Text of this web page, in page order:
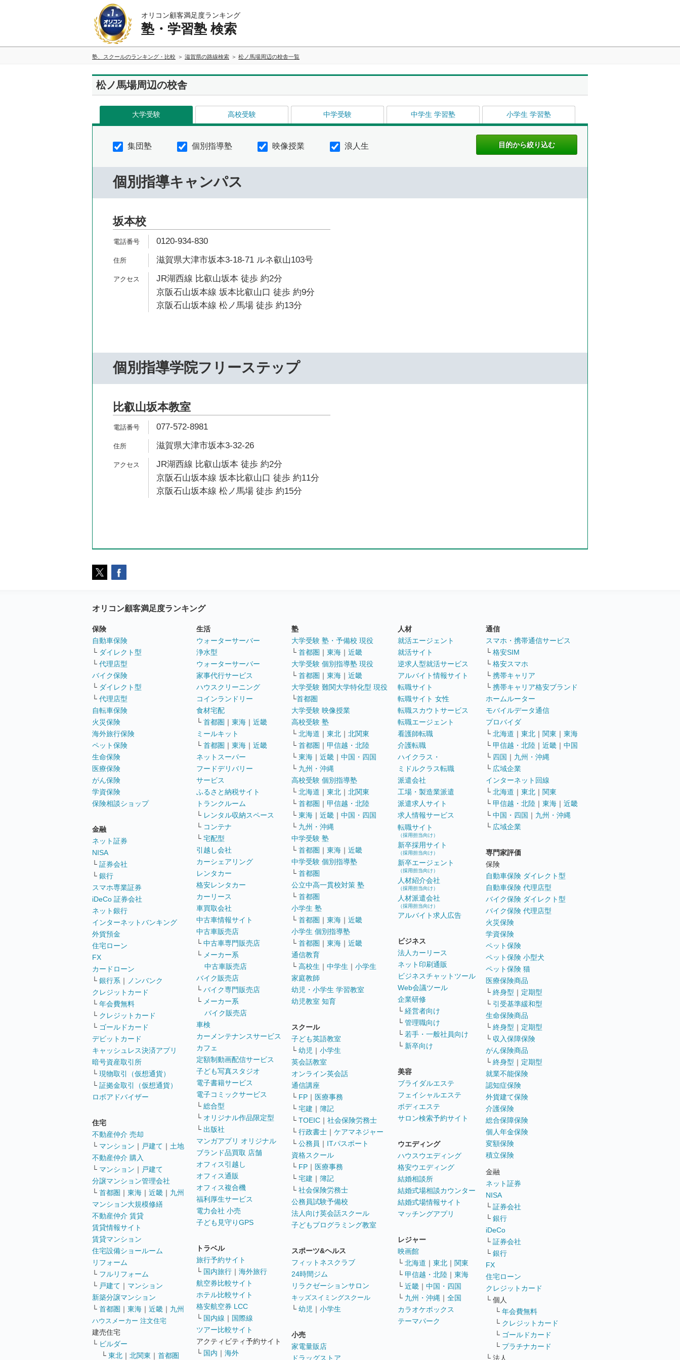
オリコン顧客満足度ランキング
塾・学習塾 検索
塾、スクールのランキング・比較 滋賀県の路線検索 松ノ馬場周辺の校舎一覧
松ノ馬場周辺の校舎
大学受験 高校受験 中学受験 中学生 学習塾 小学生 学習塾
集団塾 個別指導塾 映像授業 浪人生
個別指導キャンパス
坂本校
0120-934-830
滋賀県大津市坂本3-18-71 ルネ叡山103号
JR湖西線 比叡山坂本 徒歩 約2分
京阪石山坂本線 坂本比叡山口 徒歩 約9分
京阪石山坂本線 松ノ馬場 徒歩 約13分
個別指導学院フリーステップ
比叡山坂本教室
077-572-8981
滋賀県大津市坂本3-32-26
JR湖西線 比叡山坂本 徒歩 約2分
京阪石山坂本線 坂本比叡山口 徒歩 約11分
京阪石山坂本線 松ノ馬場 徒歩 約15分
オリコン顧客満足度ランキング
保険
自動車保険
└ ダイレクト型
└ 代理店型
バイク保険
└ ダイレクト型
└ 代理店型
自転車保険
火災保険
海外旅行保険
ペット保険
生命保険
医療保険
がん保険
学資保険
保険相談ショップ
金融
ネット証券
NISA
└ 証券会社
└ 銀行
スマホ専業証券
iDeCo 証券会社
ネット銀行
インターネットバンキング
外貨預金
住宅ローン
FX
カードローン
└ 銀行系 ｜
ノンバンク
クレジットカード
└ 年会費無料
└ クレジットカード
└ ゴールドカード
デビットカード
キャッシュレス決済アプリ
暗号資産取引所
└ 現物取引（仮想通貨）
└ 証拠金取引（仮想通貨）
ロボアドバイザー
住宅
不動産仲介 売却
└ マンション ｜ 戸建て ｜ 土地
不動産仲介 購入
└ マンション ｜ 戸建て
分譲マンション管理会社
└ 首都圏 ｜ 東海 ｜ 近畿 ｜ 九州
マンション大規模修繕
不動産仲介 賃貸
賃貸情報サイト
賃貸マンション
住宅設備ショールーム
リフォーム
└ フルリフォーム
└ 戸建て ｜ マンション
新築分譲マンション
└ 首都圏 ｜ 東海 ｜ 近畿 ｜ 九州
ハウスメーカー 注文住宅
建売住宅
└ ビルダー
└ 東北 ｜ 北関東 ｜ 首都圏
生活
ウォーターサーバー
浄水型
ウォーターサーバー
家事代行サービス
ハウスクリーニング
コインランドリー
食材宅配
└ 首都圏 ｜ 東海 ｜ 近畿
ミールキット
└ 首都圏 ｜ 東海 ｜ 近畿
ネットスーパー
フードデリバリー
サービス
ふるさと納税サイト
トランクルーム
└ レンタル収納スペース
└ コンテナ
└ 宅配型
引越し会社
カーシェアリング
レンタカー
格安レンタカー
カーリース
車買取会社
中古車情報サイト
中古車販売店
└ 中古車専門販売店
└ メーカー系
中古車販売店
バイク販売店
└ バイク専門販売店
└ メーカー系
バイク販売店
車検
カーメンテナンスサービス
カフェ
定額制動画配信サービス
子ども写真スタジオ
電子書籍サービス
電子コミックサービス
└ 総合型
└ オリジナル作品限定型
└ 出版社
マンガアプリ オリジナル
ブランド品買取 店舗
オフィス引越し
オフィス通販
オフィス複合機
福利厚生サービス
電力会社 小売
子ども見守りGPS
トラベル
旅行予約サイト
└ 国内旅行 ｜ 海外旅行
航空券比較サイト
ホテル比較サイト
格安航空券 LCC
└ 国内線 ｜ 国際線
ツアー比較サイト
アクティビティ予約サイト
└ 国内 ｜ 海外
塾
大学受験 塾・予備校 現役
└ 首都圏 ｜ 東海 ｜ 近畿
大学受験 個別指導塾 現役
└ 首都圏 ｜ 東海 ｜ 近畿
大学受験 難関大学特化型 現役
└首都圏
大学受験 映像授業
高校受験 塾
└ 北海道 ｜ 東北 ｜ 北関東
└ 首都圏 ｜ 甲信越・北陸
└ 東海 ｜ 近畿 ｜ 中国・四国
└ 九州・沖縄
高校受験 個別指導塾
└ 北海道 ｜ 東北 ｜ 北関東
└ 首都圏 ｜ 甲信越・北陸
└ 東海 ｜ 近畿 ｜ 中国・四国
└ 九州・沖縄
中学受験 塾
└ 首都圏 ｜ 東海 ｜ 近畿
中学受験 個別指導塾
└ 首都圏
公立中高一貫校対策 塾
└ 首都圏
小学生 塾
└ 首都圏 ｜ 東海 ｜ 近畿
小学生 個別指導塾
└ 首都圏 ｜ 東海 ｜ 近畿
通信教育
└ 高校生 ｜ 中学生 ｜ 小学生
家庭教師
幼児・小学生 学習教室
幼児教室 知育
スクール
子ども英語教室
└ 幼児 ｜ 小学生
英会話教室
オンライン英会話
通信講座
└ FP ｜ 医療事務
└ 宅建 ｜ 簿記
└ TOEIC ｜ 社会保険労務士
└ 行政書士 ｜ ケアマネジャー
└ 公務員 ｜ ITパスポート
資格スクール
└ FP ｜ 医療事務
└ 宅建 ｜ 簿記
└ 社会保険労務士
公務員試験予備校
法人向け英会話スクール
子どもプログラミング教室
スポーツ&ヘルス
フィットネスクラブ
24時間ジム
リラクゼーションサロン
キッズスイミングスクール
└ 幼児 ｜ 小学生
小売
家電量販店
ドラッグストア
人材
就活エージェント
就活サイト
逆求人型就活サービス
アルバイト情報サイト
転職サイト
転職サイト 女性
転職スカウトサービス
転職エージェント
看護師転職
介護転職
ハイクラス・
ミドルクラス転職
派遣会社
工場・製造業派遣
派遣求人サイト
求人情報サービス
転職サイト
（採用担当向け）
新卒採用サイト
（採用担当向け）
新卒エージェント
（採用担当向け）
人材紹介会社
（採用担当向け）
人材派遣会社
（採用担当向け）
アルバイト求人広告
ビジネス
法人カーリース
ネット印刷通販
ビジネスチャットツール
Web会議ツール
企業研修
└ 経営者向け
└ 管理職向け
└ 若手・一般社員向け
└ 新卒向け
美容
ブライダルエステ
フェイシャルエステ
ボディエステ
サロン検索予約サイト
ウエディング
ハウスウエディング
格安ウエディング
結婚相談所
結婚式場相談カウンター
結婚式場情報サイト
マッチングアプリ
レジャー
映画館
└ 北海道 ｜ 東北 ｜ 関東
└ 甲信越・北陸 ｜ 東海
└ 近畿 ｜ 中国・四国
└ 九州・沖縄 ｜ 全国
カラオケボックス
テーマパーク
通信
スマホ・携帯通信サービス
└ 格安SIM
└ 格安スマホ
└ 携帯キャリア
└ 携帯キャリア格安ブランド
ホームルーター
モバイルデータ通信
プロバイダ
└ 北海道 ｜ 東北 ｜ 関東 ｜ 東海
└ 甲信越・北陸 ｜ 近畿 ｜ 中国
└ 四国 ｜ 九州・沖縄
└ 広域企業
インターネット回線
└ 北海道 ｜ 東北 ｜ 関東
└ 甲信越・北陸 ｜ 東海 ｜ 近畿
└ 中国・四国 ｜ 九州・沖縄
└ 広域企業
専門家評価
保険
自動車保険 ダイレクト型
自動車保険 代理店型
バイク保険 ダイレクト型
バイク保険 代理店型
火災保険
学資保険
ペット保険
ペット保険 小型犬
ペット保険 猫
医療保険商品
└ 終身型 ｜ 定期型
└ 引受基準緩和型
生命保険商品
└ 終身型 ｜ 定期型
└ 収入保障保険
がん保険商品
└ 終身型 ｜ 定期型
就業不能保険
認知症保険
外貨建て保険
介護保険
総合保障保険
個人年金保険
変額保険
積立保険
金融
ネット証券
NISA
└ 証券会社
└ 銀行
iDeCo
└ 証券会社
└ 銀行
FX
住宅ローン
クレジットカード
└ 個人
└ 年会費無料
└ クレジットカード
└ ゴールドカード
└ プラチナカード
└ 法人